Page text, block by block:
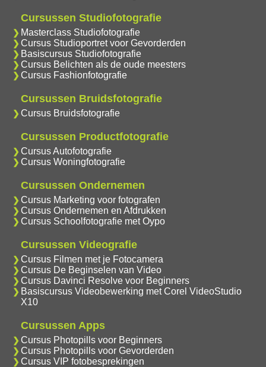
Cursussen Studiofotografie
Masterclass Studiofotografie
Cursus Studioportret voor Gevorderden
Basiscursus Studiofotografie
Cursus Belichten als de oude meesters
Cursus Fashionfotografie
Cursussen Bruidsfotografie
Cursus Bruidsfotografie
Cursussen Productfotografie
Cursus Autofotografie
Cursus Woningfotografie
Cursussen Ondernemen
Cursus Marketing voor fotografen
Cursus Ondernemen en Afdrukken
Cursus Schoolfotografie met Oypo
Cursussen Videografie
Cursus Filmen met je Fotocamera
Cursus De Beginselen van Video
Cursus Davinci Resolve voor Beginners
Basiscursus Videobewerking met Corel VideoStudio
X10
Cursussen Apps
Cursus Photopills voor Beginners
Cursus Photopills voor Gevorderden
Cursus VIP fotobesprekingen